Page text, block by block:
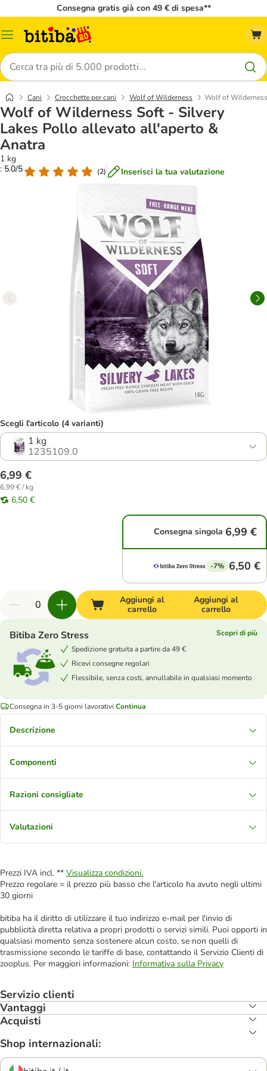
Consegna gratis già con 49 € di spesa**
Overview
Cerca
Cani Crocchette per cani Wolf of Wilderness Wolf of
Wolf of Wilderness Soft - Silvery
Lakes Pollo allevato all'aperto &
Anatra
1 kg
: 5.0/5
(2) Inserisci la tua valutazione
Scegli l'articolo (4 varianti)
1 kg
1235109.0
6,99 €
6,99 € / kg
6,50 €
Consegna singola 6,99 €
-7% 6,50 €
Aggiungi al
carrello
Aggiungi al
carrello
Bitiba Zero Stress
Scopri di più
Spedizione gratuita a partire da 49 €
Ricevi consegne regolari
Flessibile, senza costi, annullabile in qualsiasi momento
Consegna in 3-5 giorni lavorativi Continua
Descrizione
Componenti
Razioni consigliate
Valutazioni
Prezzi IVA incl. ** Visualizza condizioni.
Prezzo regolare = il prezzo più basso che l'articolo ha avuto negli ultimi
30 giorni
bitiba ha il diritto di utilizzare il tuo indirizzo e-mail per l'invio di
pubblicità diretta relativa a propri prodotti o servizi simili. Puoi opporti in
qualsiasi momento senza sostenere alcun costo, se non quelli di
trasmissione secondo le tariffe di base, contattando il Servizio Clienti di
zooplus. Per maggiori informazioni: Informativa sulla Privacy
Servizio clienti
Vantaggi
Acquisti
Shop internazionali: